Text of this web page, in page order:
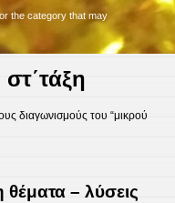
the category that may
διαγωνισμούς του “μικρού
θέματα – λύσεις